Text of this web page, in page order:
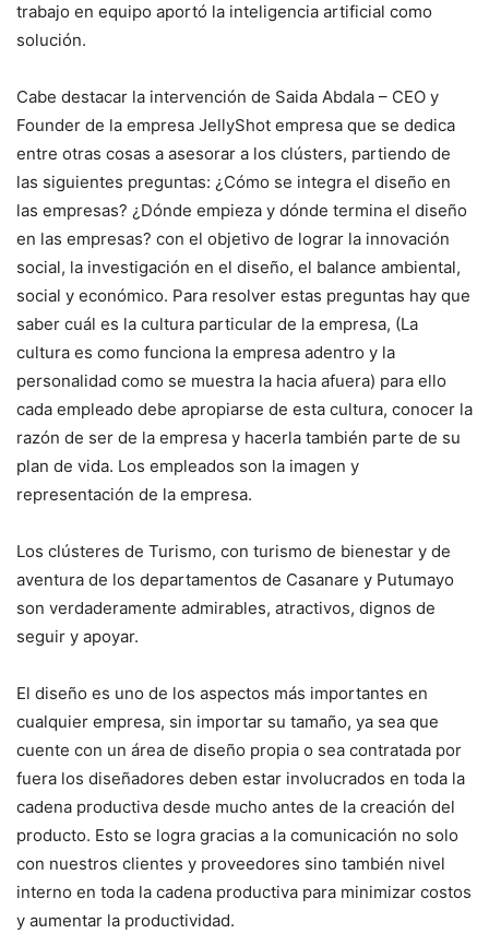
trabajo en equipo aportó la inteligencia artificial como
solución.
Cabe destacar la intervención de Saida Abdala – CEO y
Founder de la empresa JellyShot empresa que se dedica
entre otras cosas a asesorar a los clústers, partiendo de
las siguientes preguntas: ¿Cómo se integra el diseño en
las empresas? ¿Dónde empieza y dónde termina el diseño
en las empresas? con el objetivo de lograr la innovación
social, la investigación en el diseño, el balance ambiental,
social y económico. Para resolver estas preguntas hay que
saber cuál es la cultura particular de la empresa, (La
cultura es como funciona la empresa adentro y la
personalidad como se muestra la hacia afuera) para ello
cada empleado debe apropiarse de esta cultura, conocer la
razón de ser de la empresa y hacerla también parte de su
plan de vida. Los empleados son la imagen y
representación de la empresa.
Los clústeres de Turismo, con turismo de bienestar y de
aventura de los departamentos de Casanare y Putumayo
son verdaderamente admirables, atractivos, dignos de
seguir y apoyar.
El diseño es uno de los aspectos más importantes en
cualquier empresa, sin importar su tamaño, ya sea que
cuente con un área de diseño propia o sea contratada por
fuera los diseñadores deben estar involucrados en toda la
cadena productiva desde mucho antes de la creación del
producto. Esto se logra gracias a la comunicación no solo
con nuestros clientes y proveedores sino también nivel
interno en toda la cadena productiva para minimizar costos
y aumentar la productividad.